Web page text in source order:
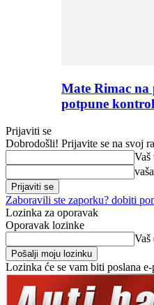
Mate Rimac
potpune
Prijaviti se
Dobrodošli! Prijavite se na svoj
Vaš
Zaboravili ste zaporku? dobiti
Lozinka za oporavak
Oporavak lozinke
Vaš
Lozinka će se vam biti poslana e-